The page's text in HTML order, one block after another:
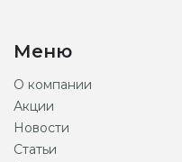
Меню
О компании
Акции
Новости
Статьи